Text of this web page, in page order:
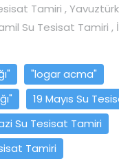
Tamiri ,
Su Tesisat Tamiri ,
"logar acma"
19 Mayıs Su
Su Tesisat Tamiri
Tamiri